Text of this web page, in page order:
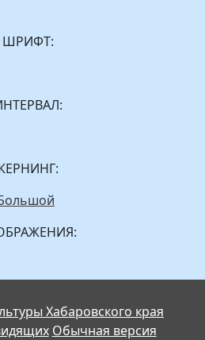
ШРИФТ:
Хабаровского края
Обычная версия